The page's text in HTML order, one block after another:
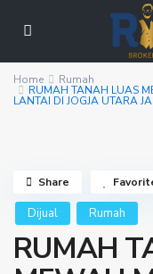
Home Rumah
RUMAH TANAH LUAS
LANTAI DI JOGJA UTARA
Dijual Rumah
RUMAH
Share